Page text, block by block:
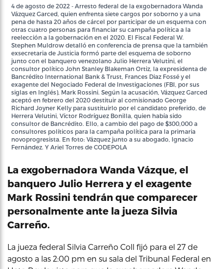
4 de agosto de 2022 - Arresto federal de la exgobernadora Wanda
Vázquez Garced, quien enfrenta siete cargos por soborno y a una
pena de hasta 20 años de cárcel por participar de un esquema con
otras cuatro personas para financiar su campaña política a la
reelección a la gobernación en el 2020. El Fiscal Federal W.
Stephen Muldrow detalló en conferencia de prensa que la también
exsecretaria de Justicia formó parte del esquema de soborno
junto con el banquero venezolano Julio Herrera Velutini, el
consultor político John Stanley Blakeman Ortiz, la expresidenta de
Bancrédito International Bank & Trust, Frances Diaz Fossé y el
exagente del Negociado Federal de Investigaciones (FBI, por sus
siglas en Inglés), Mark Rossini. Según la acusación, Vázquez Garced
aceptó en febrero del 2020 destituir al comisionado George
Richard Joyner Kelly para sustituirlo por el candidato preferido, de
Herrera Velutini, Víctor Rodríguez Bonilla, quien había sido
consultor de Bancrédito. Ello, a cambio del pago de $300,000 a
consultores políticos para la campaña política para la primaria
novoprogresista. En foto: Vázquez junto a su abogado, Ignacio
Fernández. Y Ariel Torres de CODEPOLA
La exgobernadora Wanda Vázque, el
banquero Julio Herrera y el exagente
Mark Rossini tendrán que comparecer
personalmente ante la jueza Silvia
Carreño.
La jueza federal Silvia Carreño Coll fijó para el 27 de
agosto a las 2:00 pm en su sala del Tribunal Federal en